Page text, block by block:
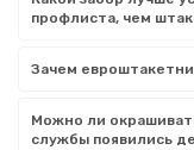
профлиста, чем
Зачем
Можно ли
службы появились